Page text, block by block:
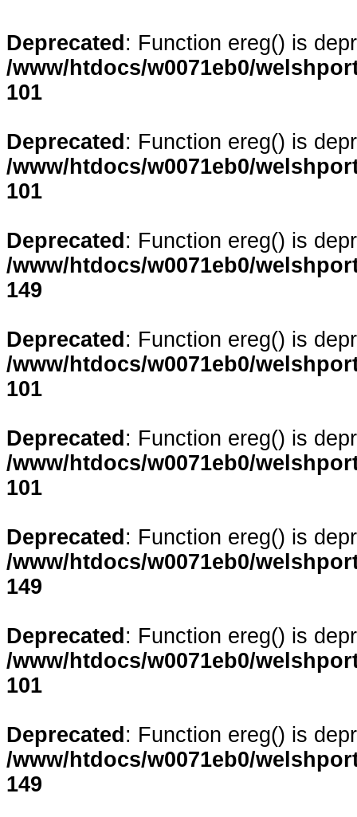
Deprecated : Function ereg() is
/www/htdocs/w0071eb0/
101
Deprecated : Function ereg() is
/www/htdocs/w0071eb0/
101
Deprecated : Function ereg() is
/www/htdocs/w0071eb0/
149
Deprecated : Function ereg() is
/www/htdocs/w0071eb0/
101
Deprecated : Function ereg() is
/www/htdocs/w0071eb0/
101
Deprecated : Function ereg() is
/www/htdocs/w0071eb0/
149
Deprecated : Function ereg() is
/www/htdocs/w0071eb0/
101
Deprecated : Function ereg() is
/www/htdocs/w0071eb0/
149